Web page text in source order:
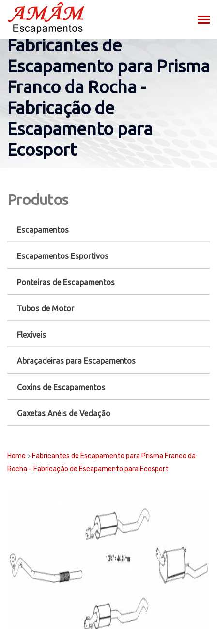
Fabricantes de
Escapamento para Prisma
Franco da Rocha -
Fabricação de
Escapamento para
Ecosport
Produtos
Escapamentos
Escapamentos Esportivos
Ponteiras de Escapamentos
Tubos de Motor
Flexíveis
Abraçadeiras para Escapamentos
Coxins de Escapamentos
Gaxetas Anéis de Vedação
Home > Fabricantes de Escapamento para Prisma Franco da
Rocha - Fabricação de Escapamento para Ecosport